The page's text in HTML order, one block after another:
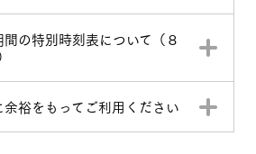
の特別時刻表について（８
裕をもってご利用ください